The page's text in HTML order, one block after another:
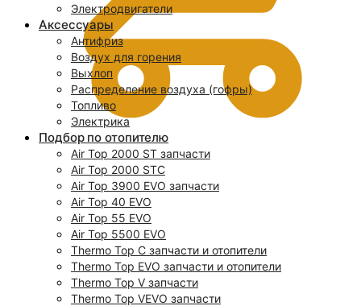
Электродвигатели
Аксессуары
Антифриз
Воздух для горения
Выхлоп
Распределение воздуха (гофры)
Топливо
Электрика
Подбор по отопителю
Air Top 2000 ST запчасти
Air Top 2000 STC
Air Top 3900 EVO запчасти
Air Top 40 EVO
Air Top 55 EVO
Air Top 5500 EVO
Thermo Top C запчасти и отопители
Thermo Top EVO запчасти и отопители
Thermo Top V запчасти
Thermo Top VEVO запчасти